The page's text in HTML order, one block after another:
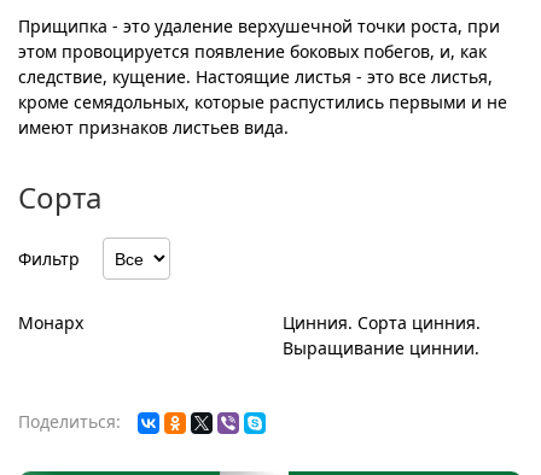
Прищипка - это удаление верхушечной точки роста, при
этом провоцируется появление боковых побегов, и, как
следствие, кущение. Настоящие листья - это все листья,
кроме семядольных, которые распустились первыми и не
имеют признаков листьев вида.
Сорта
Фильтр
Монарх
Цинния. Сорта цинния.
Выращивание циннии.
Поделиться: